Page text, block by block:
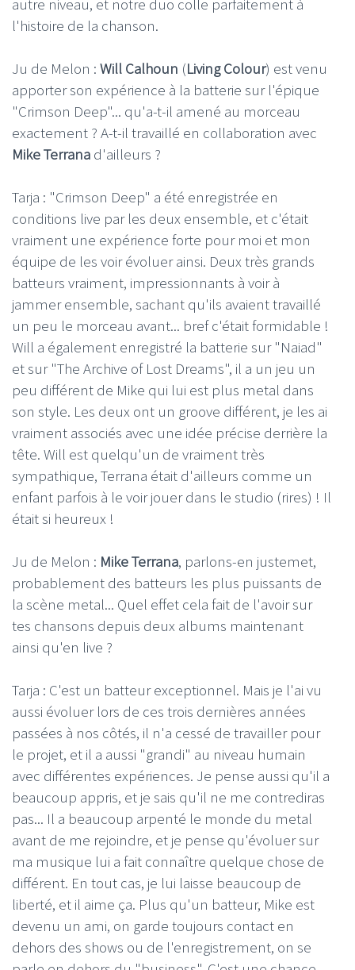
l'histoire de la chanson.
Ju de Melon : Will Calhoun (Living Colour) est venu
apporter son expérience à la batterie sur l'épique
"Crimson Deep"... qu'a-t-il amené au morceau
exactement ? A-t-il travaillé en collaboration avec
Mike Terrana d'ailleurs ?
Tarja : "Crimson Deep" a été enregistrée en
conditions live par les deux ensemble, et c'était
vraiment une expérience forte pour moi et mon
équipe de les voir évoluer ainsi. Deux très grands
batteurs vraiment, impressionnants à voir à
jammer ensemble, sachant qu'ils avaient travaillé
un peu le morceau avant... bref c'était formidable !
Will a également enregistré la batterie sur "Naiad"
et sur "The Archive of Lost Dreams", il a un jeu un
peu différent de Mike qui lui est plus metal dans
son style. Les deux ont un groove différent, je les ai
vraiment associés avec une idée précise derrière la
tête. Will est quelqu'un de vraiment très
sympathique, Terrana était d'ailleurs comme un
enfant parfois à le voir jouer dans le studio (rires) ! Il
était si heureux !
Ju de Melon : Mike Terrana, parlons-en justemet,
probablement des batteurs les plus puissants de
la scène metal... Quel effet cela fait de l'avoir sur
tes chansons depuis deux albums maintenant
ainsi qu'en live ?
Tarja : C'est un batteur exceptionnel. Mais je l'ai vu
aussi évoluer lors de ces trois dernières années
passées à nos côtés, il n'a cessé de travailler pour
le projet, et il a aussi "grandi" au niveau humain
avec différentes expériences. Je pense aussi qu'il a
beaucoup appris, et je sais qu'il ne me contrediras
pas... Il a beaucoup arpenté le monde du metal
avant de me rejoindre, et je pense qu'évoluer sur
ma musique lui a fait connaître quelque chose de
différent. En tout cas, je lui laisse beaucoup de
liberté, et il aime ça. Plus qu'un batteur, Mike est
devenu un ami, on garde toujours contact en
dehors des shows ou de l'enregistrement, on se